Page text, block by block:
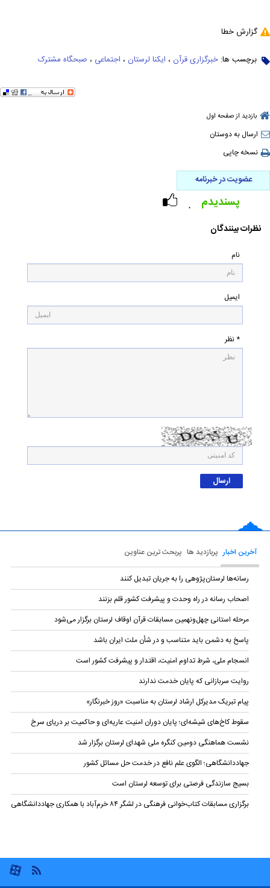
گزارش خطا
برچسب ها: خبرگزاری قرآن ، ایکنا لرستان ، اجتماعی ، صبحگاه مشترک
بازدید از صفحه اول
ارسال به دوستان
نسخه چاپی
عضویت در خبرنامه
۰ پسندیدم
نظرات بینندگان
نام
ایمیل
* نظر
آخرین اخبار پربازدید ها پربحث ترین عناوین
رسانه‌ها لرستان‌پژوهی را به جریان تبدیل کنند
اصحاب رسانه در راه وحدت و پیشرفت کشور قلم بزنند
مرحله استانی چهل‌ونهمین مسابقات قرآن اوقاف لرستان برگزار می‌شود
پاسخ به دشمن باید متناسب و در شأن ملت ایران باشد
انسجام ملی، شرط تداوم امنیت، اقتدار و پیشرفت کشور است
روایت سربازانی که پایان خدمت ندارند
پیام تبریک مدیرکل ارشاد لرستان به مناسبت «روز خبرنگار»
سقوط کاخ‌های شیشه‌ای؛ پایان دوران امنیت عاریه‌ای و حاکمیت بر دریای سرخ
نشست هماهنگی دومین کنگره ملی شهدای لرستان برگزار شد
جهاددانشگاهی؛ الگوی علم نافع در خدمت حل مسائل کشور
بسیج سازندگی فرصتی برای توسعه لرستان است
برگزاری مسابقات کتاب‌خوانی فرهنگی در لشگر ۸۴ خرم‌آباد با همکاری جهاددانشگاهی